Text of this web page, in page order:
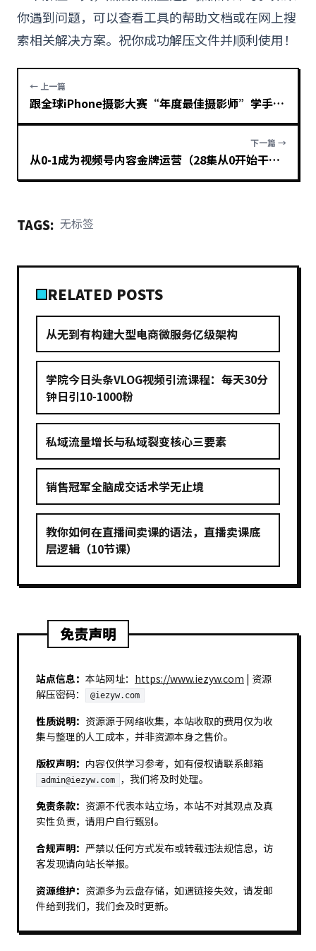
你遇到问题，可以查看工具的帮助文档或在网上搜
索相关解决方案。祝你成功解压文件并顺利使用！
← 上一篇
跟全球iPhone摄影大赛“年度最佳摄影师”学手机摄影
下一篇 →
从0-1成为视频号内容金牌运营（28集从0开始干货）
TAGS: 无标签
RELATED POSTS
从无到有构建大型电商微服务亿级架构
学院今日头条VLOG视频引流课程：每天30分
钟日引10-1000粉
私域流量增长与私域裂变核心三要素
销售冠军全脑成交话术学无止境
教你如何在直播间卖课的语法，直播卖课底
层逻辑（10节课）
免责声明
站点信息： 本站网址： https://www.iezyw.com | 资源
解压密码：
@iezyw.com
性质说明： 资源源于网络收集，本站收取的费用仅为收
集与整理的人工成本，并非资源本身之售价。
版权声明： 内容仅供学习参考，如有侵权请联系邮箱
admin@iezyw.com
，我们将及时处理。
免责条款： 资源不代表本站立场，本站不对其观点及真
实性负责，请用户自行甄别。
合规声明： 严禁以任何方式发布或转载违法规信息，访
客发现请向站长举报。
资源维护： 资源多为云盘存储，如遇链接失效，请发邮
件给到我们，我们会及时更新。